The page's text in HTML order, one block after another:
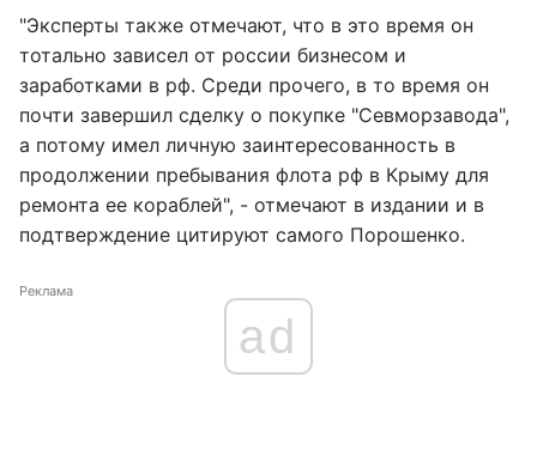
"Эксперты также отмечают, что в это время он
тотально зависел от россии бизнесом и
заработками в рф. Среди прочего, в то время он
почти завершил сделку о покупке "Севморзавода",
а потому имел личную заинтересованность в
продолжении пребывания флота рф в Крыму для
ремонта ее кораблей", - отмечают в издании и в
подтверждение цитируют самого Порошенко.
Реклама
ad